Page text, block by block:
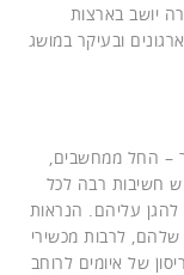
יושב בארצות
ובעיקר במושג
– החל ממחשבים,
חשיבות רבה לכל
להגן עליהם. הנראות
לרבות מכשירי
של איומים לרוחב